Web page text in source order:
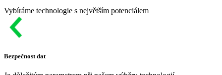
Vybíráme technologie s největším potenciálem
Bezpečnost dat